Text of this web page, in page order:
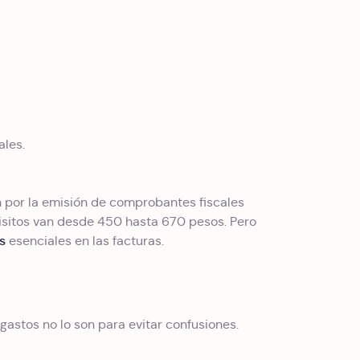
la emisión de comprobantes fiscales
van desde 450 hasta 670 pesos. Pero
esenciales en las facturas.
no lo son para evitar confusiones.